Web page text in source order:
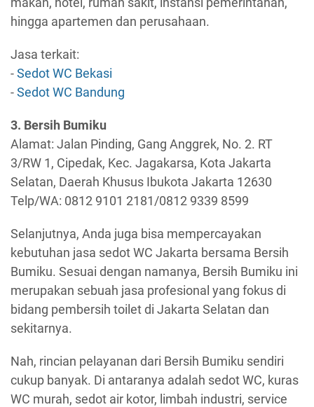
hingga apartemen dan perusahaan.
Jasa terkait:
-Sedot WC Bekasi
-Sedot WC Bandung
3. Bersih Bumiku
Alamat: Jalan Pinding, Gang Anggrek, No. 2. RT
3/RW 1, Cipedak, Kec. Jagakarsa, Kota Jakarta
Selatan, Daerah Khusus Ibukota Jakarta 12630
Telp/WA: 0812 9101 2181/0812 9339 8599
Selanjutnya, Anda juga bisa mempercayakan
kebutuhan jasa sedot WC Jakarta bersama Bersih
Bumiku. Sesuai dengan namanya, Bersih Bumiku ini
merupakan sebuah jasa profesional yang fokus di
bidang pembersih toilet di Jakarta Selatan dan
sekitarnya.
Nah, rincian pelayanan dari Bersih Bumiku sendiri
cukup banyak. Di antaranya adalah sedot WC, kuras
WC murah, sedot air kotor, limbah industri, service